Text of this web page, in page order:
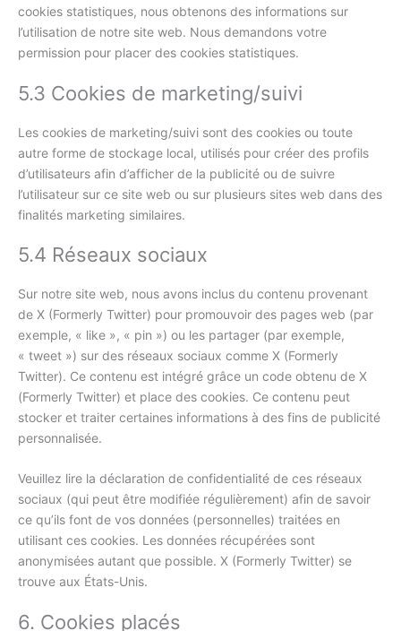
cookies statistiques, nous obtenons des informations sur
l’utilisation de notre site web. Nous demandons votre
permission pour placer des cookies statistiques.
5.3 Cookies de marketing/suivi
Les cookies de marketing/suivi sont des cookies ou toute
autre forme de stockage local, utilisés pour créer des profils
d’utilisateurs afin d’afficher de la publicité ou de suivre
l’utilisateur sur ce site web ou sur plusieurs sites web dans des
finalités marketing similaires.
5.4 Réseaux sociaux
Sur notre site web, nous avons inclus du contenu provenant
de X (Formerly Twitter) pour promouvoir des pages web (par
exemple, « like », « pin ») ou les partager (par exemple,
« tweet ») sur des réseaux sociaux comme X (Formerly
Twitter). Ce contenu est intégré grâce un code obtenu de X
(Formerly Twitter) et place des cookies. Ce contenu peut
stocker et traiter certaines informations à des fins de publicité
personnalisée.
Veuillez lire la déclaration de confidentialité de ces réseaux
sociaux (qui peut être modifiée régulièrement) afin de savoir
ce qu’ils font de vos données (personnelles) traitées en
utilisant ces cookies. Les données récupérées sont
anonymisées autant que possible. X (Formerly Twitter) se
trouve aux États-Unis.
6. Cookies placés